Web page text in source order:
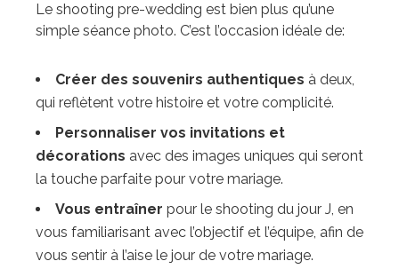
Le shooting pre-wedding est bien plus qu’une
simple séance photo. C’est l’occasion idéale de:
Créer des souvenirs authentiques à deux,
qui reflètent votre histoire et votre complicité.
Personnaliser vos invitations et
décorations avec des images uniques qui seront
la touche parfaite pour votre mariage.
Vous entraîner pour le shooting du jour J, en
vous familiarisant avec l’objectif et l’équipe, afin de
vous sentir à l’aise le jour de votre mariage.